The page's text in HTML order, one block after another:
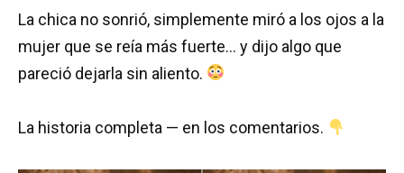
La chica no sonrió, simplemente miró a los ojos a la
mujer que se reía más fuerte… y dijo algo que
pareció dejarla sin aliento.
La historia completa — en los comentarios.